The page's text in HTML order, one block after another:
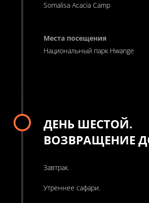
Somalisa Acacia Camp
Национальный парк Hwange
ДЕНЬ ШЕСТОЙ.
ВОЗВРАЩЕНИЕ
Завтрак.
Утреннее сафари.